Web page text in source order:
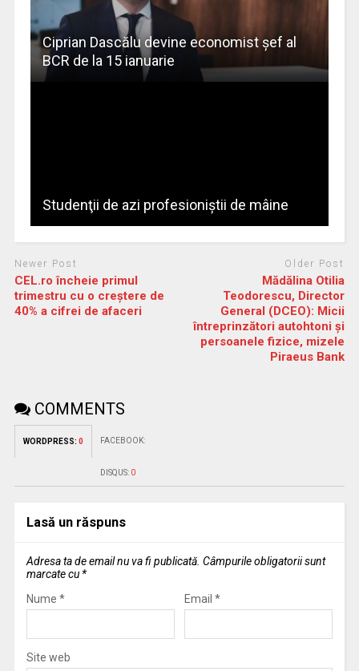
Ciprian Dascălu devine economist șef al
BCR de la 15 ianuarie
Studenţii de azi profesioniştii de mâine
Newer Post
CEL.ro încheie primul
trimestru cu o creştere de
40% a cifrei de afaceri
Older Post
Mădălina Otilia
Teodorescu, Director
General (DCEO): Micii
întreprinzători autohtoni şi
persoanele fizice, mizele
Piraeus Bank
COMMENTS
WORDPRESS: 0 FACEBOOK:
DISQUS: 0
Lasă un răspuns
Adresa ta de email nu va fi publicată. Câmpurile obligatorii sunt
marcate cu *
Nume * Email *
Site web